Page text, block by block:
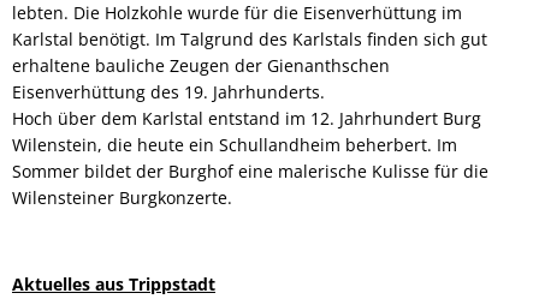
lebten. Die Holzkohle wurde für die Eisenverhüttung im
Karlstal benötigt. Im Talgrund des Karlstals finden sich gut
erhaltene bauliche Zeugen der Gienanthschen
Eisenverhüttung des 19. Jahrhunderts.
Hoch über dem Karlstal entstand im 12. Jahrhundert Burg
Wilenstein, die heute ein Schullandheim beherbert. Im
Sommer bildet der Burghof eine malerische Kulisse für die
Wilensteiner Burgkonzerte.
Aktuelles aus Trippstadt